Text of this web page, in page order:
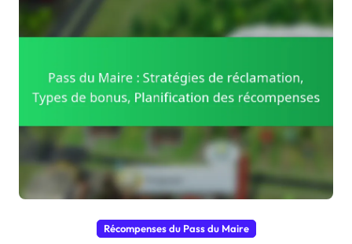
Récompenses du Pass du Maire